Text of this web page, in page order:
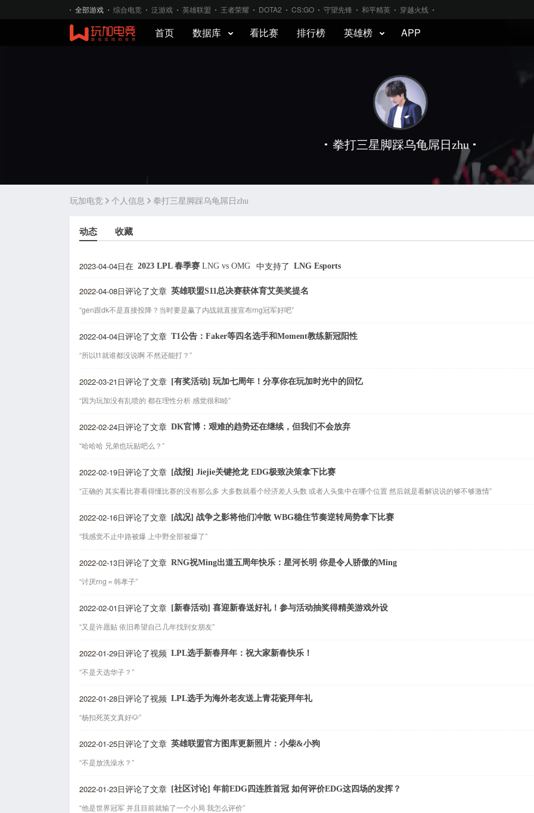
全部游戏 综合电竞 泛游戏 英雄联盟 王者荣耀 DOTA2 CS:GO 守望先锋 和平精英 穿越火线
首页 数据库 看比赛 排行榜 英雄榜 APP
拳打三星脚踩乌龟屌日zhu
玩加电竞 个人信息 拳打三星脚踩乌龟屌日zhu
动态 收藏
2023-04-04日在 2023 LPL 春季赛 LNG vs OMG 中支持了 LNG Esports
2022-04-08日评论了文章 英雄联盟S11总决赛获体育艾美奖提名
“gen跟dk不是直接投降？当时要是赢了内战就直接宣布rng冠军好吧”
2022-04-04日评论了文章 T1公告：Faker等四名选手和Moment教练新冠阳性
“所以t1就谁都没说啊 不然还能打？”
2022-03-21日评论了文章 [有奖活动] 玩加七周年！分享你在玩加时光中的回忆
“因为玩加没有乱喷的 都在理性分析 感觉很和睦”
2022-02-24日评论了文章 DK官博：艰难的趋势还在继续，但我们不会放弃
“哈哈哈 兄弟也玩贴吧么？”
2022-02-19日评论了文章 [战报] Jiejie关键抢龙 EDG极致决策拿下比赛
“正确的 其实看比赛看得懂比赛的没有那么多 大多数就看个经济差人头数 或者人头集中在哪个位置 然后就是看解说说的够不够激情”
2022-02-16日评论了文章 [战况] 战争之影将他们冲散 WBG稳住节奏逆转局势拿下比赛
“我感觉不止中路被爆 上中野全部被爆了”
2022-02-13日评论了文章 RNG祝Ming出道五周年快乐：星河长明 你是令人骄傲的Ming
“讨厌rng＝韩孝子”
2022-02-01日评论了文章 [新春活动] 喜迎新春送好礼！参与活动抽奖得精美游戏外设
“又是许愿贴 依旧希望自己几年找到女朋友”
2022-01-29日评论了视频 LPL选手新春拜年：祝大家新春快乐！
“不是天选华子？”
2022-01-28日评论了视频 LPL选手为海外老友送上青花瓷拜年礼
“杨扣死英文真好🐶”
2022-01-25日评论了文章 英雄联盟官方图库更新照片：小柴&小狗
“不是放洗澡水？”
2022-01-23日评论了文章 [社区讨论] 年前EDG四连胜首冠 如何评价EDG这四场的发挥？
“他是世界冠军 并且目前就输了一个小局 我怎么评价”